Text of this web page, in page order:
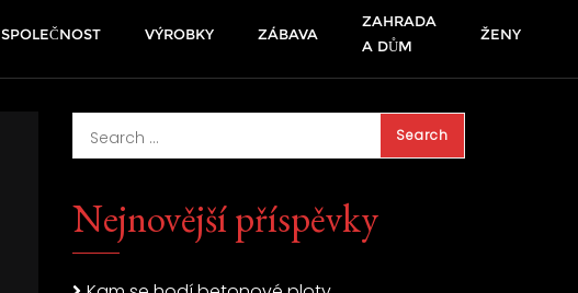
SPOLEČNOST VÝROBKY ZÁBAVA
ZAHRADA
A DŮM
ŽENY
Nejnovější příspěvky